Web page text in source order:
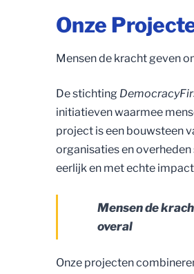
Onze
Mensen de kracht geven
De stichting
initiatieven waarmee
project is een bouwsteen
organisaties en
eerlijk en met echte
Mensen de
overal
Onze projecten